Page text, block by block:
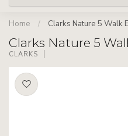
Home / Clarks Nature 5 Walk
Clarks Nature 5
CLARKS